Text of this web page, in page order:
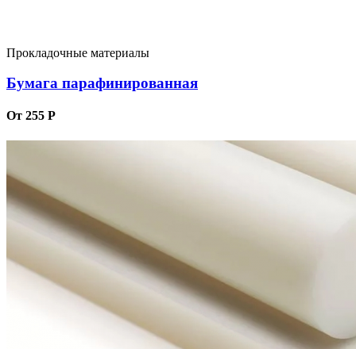
Прокладочные материалы
Бумага парафинированная
От 255 Р